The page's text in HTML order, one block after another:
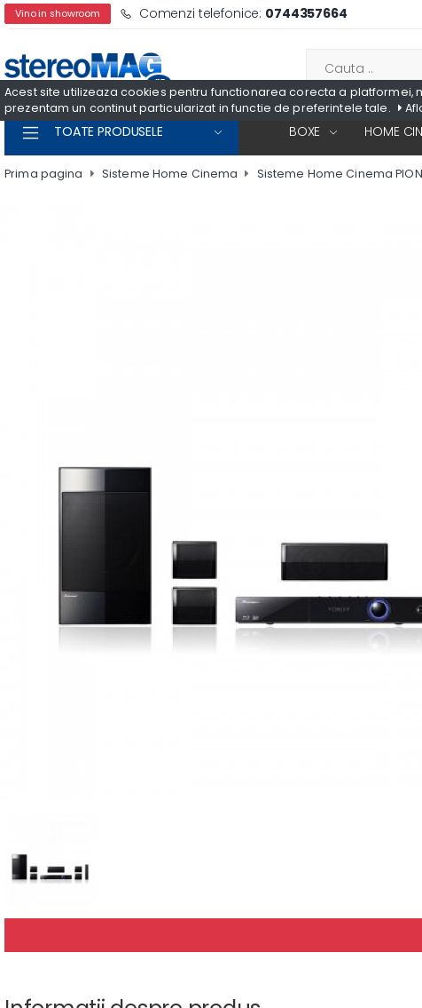
Acest site utilizeaza cookies pentru functionarea corecta a
prezentam un continut particularizat in functie de preferintele tale.
Vino in showroom Comenzi telefonice: 0744357664
TOATE PRODUSELE BOXE HOME
Prima pagina Sisteme Home Cinema Sisteme Home Cinema